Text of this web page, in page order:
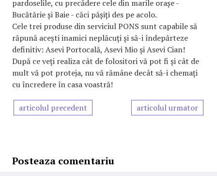
pardoselile, cu precădere cele din marile orașe -
Bucătărie și Baie - căci pășiți des pe acolo.
Cele trei produse din serviciul PONS sunt capabile să
răpună acești inamici neplăcuți și să-i îndepărteze
definitiv: Asevi Portocală, Asevi Mio şi Asevi Cian!
După ce veți realiza cât de folositori vă pot fi și cât de
mult vă pot proteja, nu vă rămâne decât să-i chemați
cu încredere în casa voastră!
articolul precedent articolul urmator
Posteaza comentariu